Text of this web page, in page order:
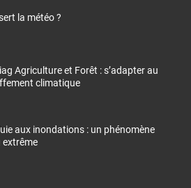
la météo ?
Agriculture et Forêt : s’adapter au
climatique
aux inondations : un phénomène
extrême